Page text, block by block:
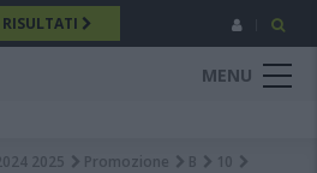
RISULTATI
MENU
2025 Promozione B
10